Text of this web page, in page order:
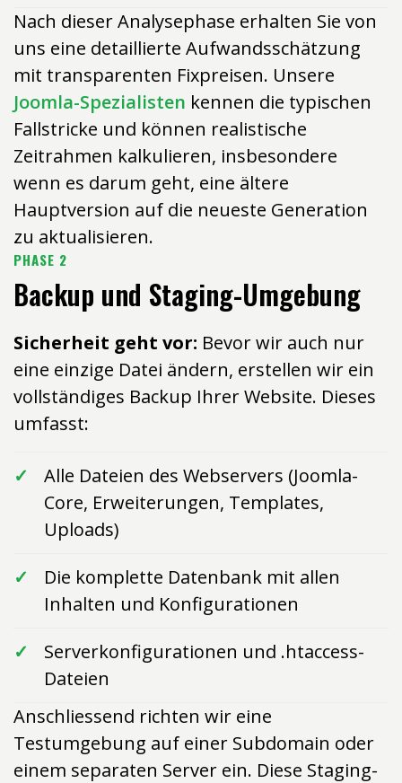
Nach dieser Analysephase erhalten Sie von
uns eine detaillierte Aufwandsschätzung
mit transparenten Fixpreisen. Unsere
Joomla-Spezialisten kennen die typischen
Fallstricke und können realistische
Zeitrahmen kalkulieren, insbesondere
wenn es darum geht, eine ältere
Hauptversion auf die neueste Generation
zu aktualisieren.
PHASE 2
Backup und Staging-Umgebung
Sicherheit geht vor: Bevor wir auch nur
eine einzige Datei ändern, erstellen wir ein
vollständiges Backup Ihrer Website. Dieses
umfasst:
Alle Dateien des Webservers (Joomla-
Core, Erweiterungen, Templates,
Uploads)
Die komplette Datenbank mit allen
Inhalten und Konfigurationen
Serverkonfigurationen und .htaccess-
Dateien
Anschliessend richten wir eine
Testumgebung auf einer Subdomain oder
einem separaten Server ein. Diese Staging-